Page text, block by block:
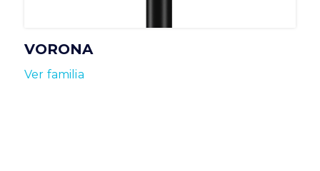
VORONA
Ver familia